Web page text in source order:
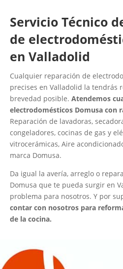
Servicio Técnico
de
en Valladolid
Cualquier reparación de
precises en Valladolid la tendrás
brevedad posible. Atendemos
electrodomésticos Domusa con
Reparación de lavadoras,
congeladores, cocinas de gas y
vitrocerámicas, Aire
marca Domusa.
Da igual la avería, arreglo o
Domusa que te pueda surgir en
problema para nosotros. Y por
contar con nosotros para
de la cocina.